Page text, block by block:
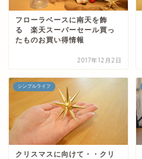
フローラベースに南天を飾
る 楽天スーパーセール買っ
たものお買い得情報
2017年12月2日
シンプルライフ
クリスマスに向けて・・クリ